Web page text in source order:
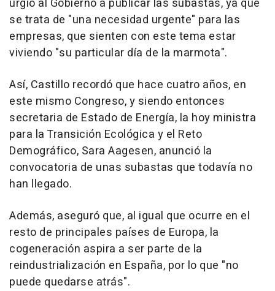
urgió al Gobierno a publicar las subastas, ya que
se trata de "una necesidad urgente" para las
empresas, que sienten con este tema estar
viviendo "su particular día de la marmota".
Así, Castillo recordó que hace cuatro años, en
este mismo Congreso, y siendo entonces
secretaria de Estado de Energía, la hoy ministra
para la Transición Ecológica y el Reto
Demográfico, Sara Aagesen, anunció la
convocatoria de unas subastas que todavía no
han llegado.
Además, aseguró que, al igual que ocurre en el
resto de principales países de Europa, la
cogeneración aspira a ser parte de la
reindustrialización en España, por lo que "no
puede quedarse atrás".